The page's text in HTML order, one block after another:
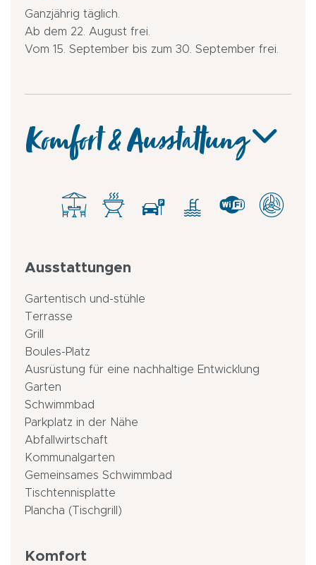
Ganzjährig täglich.
Ab dem 22. August frei.
Vom 15. September bis zum 30. September frei.
Komfort & Ausstattung
Ausstattungen
Gartentisch und-stühle
Terrasse
Grill
Boules-Platz
Ausrüstung für eine nachhaltige Entwicklung
Garten
Schwimmbad
Parkplatz in der Nähe
Abfallwirtschaft
Kommunalgarten
Gemeinsames Schwimmbad
Tischtennisplatte
Plancha (Tischgrill)
Komfort